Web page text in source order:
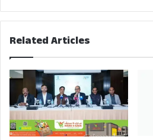
Related Articles